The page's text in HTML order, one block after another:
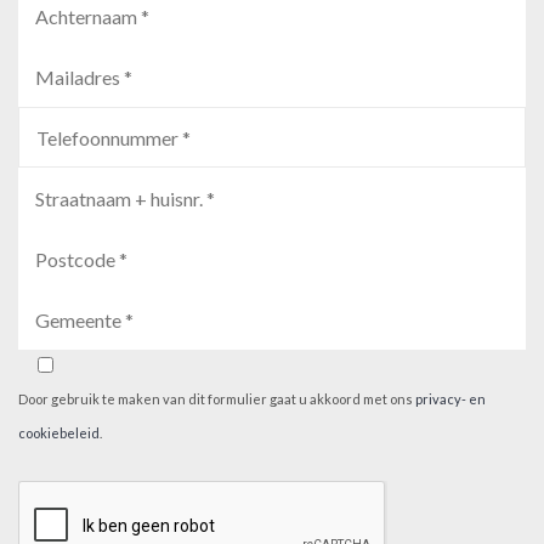
Door gebruik te maken van dit formulier gaat u akkoord met ons privacy- en
cookiebeleid